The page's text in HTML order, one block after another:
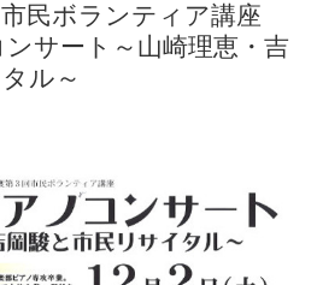
民ボランティア講座
サート～山崎理恵・吉
ル～